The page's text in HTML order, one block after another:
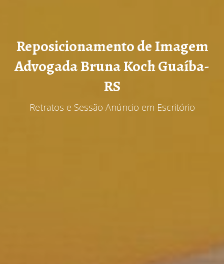
Reposicionamento de Imagem
Advogada Bruna Koch Guaíba-
RS
Retratos e Sessão Anúncio em Escritório